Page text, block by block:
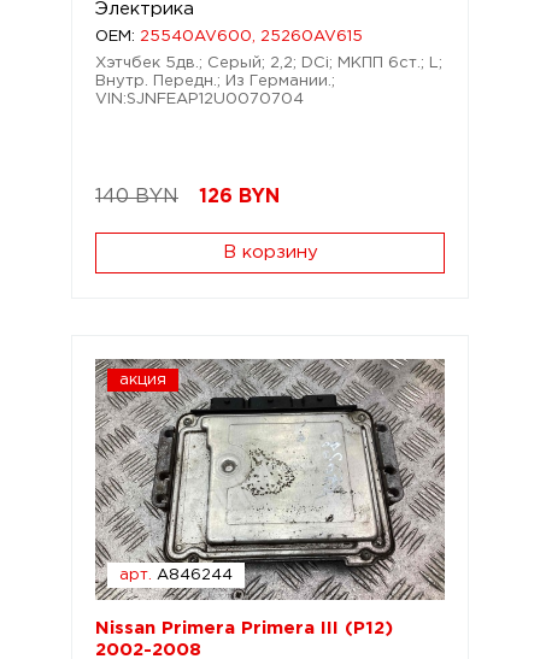
Электрика
OEM: 25540AV600, 25260AV615
Хэтчбек 5дв.; Серый; 2,2; DCi; МКПП 6ст.; L;
Внутр. Передн.; Из Германии.;
VIN:SJNFEAP12U0070704
140 BYN 126 BYN
В корзину
акция
арт. A846244
Nissan Primera Primera III (P12)
2002-2008